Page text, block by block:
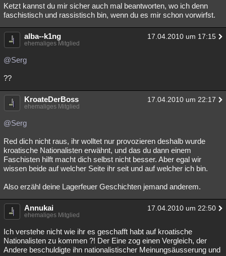
Ketzt kannst du mir sicher auch mal beantworten, wo ich denn
faschistisch und rassistisch bin, wenn du es mir schon vorwirfst.
alba--k1ng 17.04.2010 um 17:15
ehemaliges Mitglied
@Serg
??
KroateDerBoss 17.04.2010 um 22:17
ehemaliges Mitglied
@Serg
Red dich nicht raus, ihr wolltet nur provozieren deshalb wurde
kroatische Nationalisten erwähnt, und das du dann einem
Faschisten hilft macht dich selbst nicht besser. Aber egal wir
wissen beide auf welcher Seite ihr seit und auf welcher ich bin.
Also erzähl deine Lagerfeuer Geschichten jemand anderem.
Annukai 17.04.2010 um 22:50
ehemaliges Mitglied
Ich verstehe nicht wie ihr es geschafft habt auf kroatische
Nationalisten zu kommen ?! Der Eine zog einen Vergleich, der
Andere beschuldigte ihn nationalistischer Meinungsäusserung und